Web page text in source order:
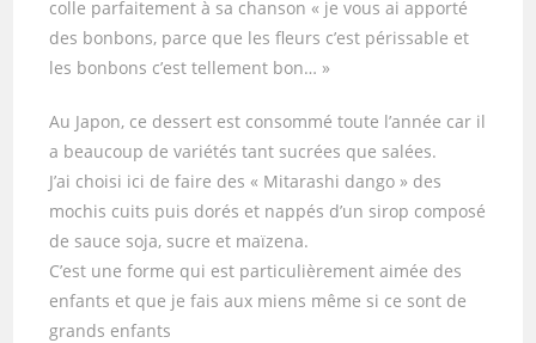
colle parfaitement à sa chanson « je vous ai apporté
des bonbons, parce que les fleurs c’est périssable et
les bonbons c’est tellement bon… »
Au Japon, ce dessert est consommé toute l’année car il
a beaucoup de variétés tant sucrées que salées.
J’ai choisi ici de faire des « Mitarashi dango » des
mochis cuits puis dorés et nappés d’un sirop composé
de sauce soja, sucre et maïzena.
C’est une forme qui est particulièrement aimée des
enfants et que je fais aux miens même si ce sont de
grands enfants